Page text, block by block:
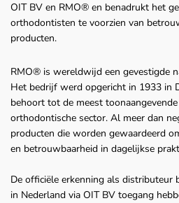
OIT BV en RMO® en benadrukt het
orthodontisten te voorzien van
producten.
RMO® is wereldwijd een gevestigde
Het bedrijf werd opgericht in 1933 in
behoort tot de meest
orthodontische sector. Al meer dan
producten die worden gewaardeerd
en betrouwbaarheid in dagelijkse
De officiële erkenning als
in Nederland via OIT BV toegang